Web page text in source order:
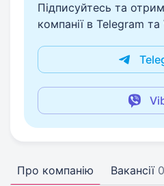
Підписуйтесь та
компанії в Telegram та
Про компанію Вакансії 0